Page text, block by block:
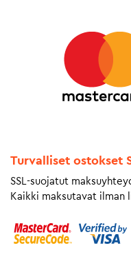
Turvalliset ostokset
SSL-suojatut
Kaikki maksutavat ilman